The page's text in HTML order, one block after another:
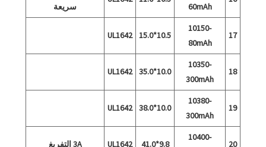
60mAh سريعة
17
10150-
80mAh
10.5*15.0
UL1642
18
10350-
300mAh
10.0*35.0
UL1642
19
10380-
300mAh
10.0*38.0
UL1642
20
10400-
9.8*41.0
UL1642 3A التفريغ